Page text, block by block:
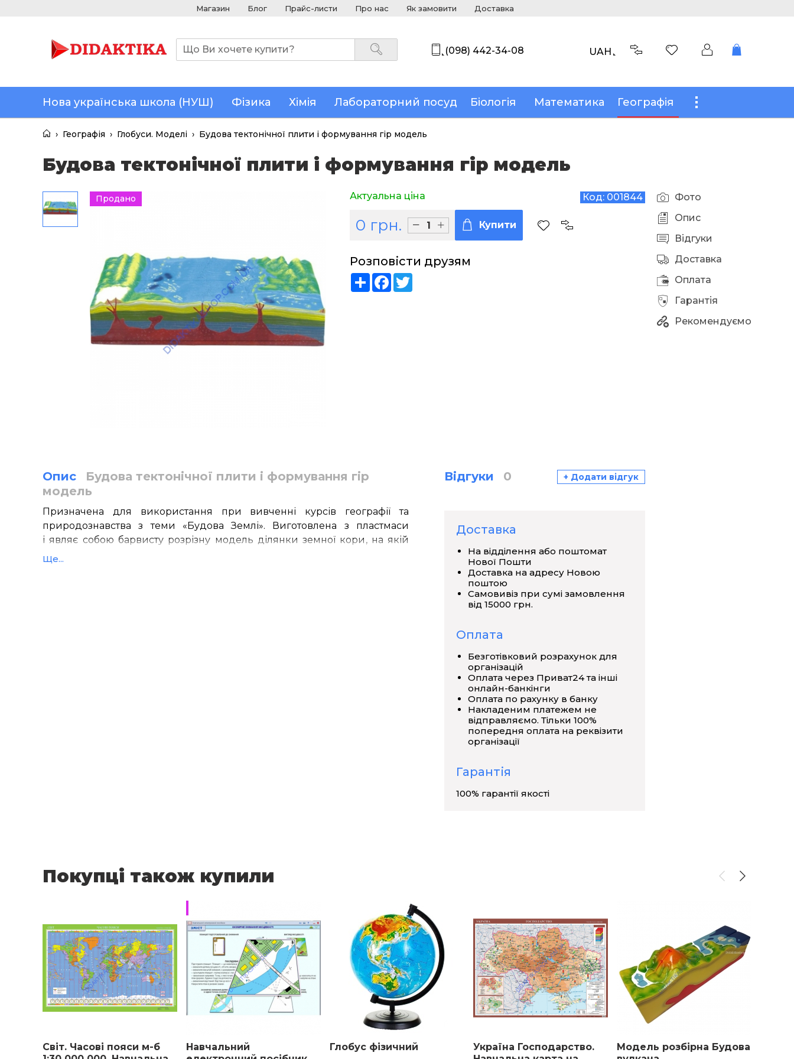
Магазин Блог Прайс-листи Про нас Як замовити Доставка
(098) 442-34-08 UAH
Нова українська школа (НУШ) Фізика Хімія Лабораторний посуд Біологія Математика Географія
› Географія › Глобуси. Моделі › Будова тектонічної плити і формування гір модель
Будова тектонічної плити і формування гір модель
Фото
Опис
Відгуки
Доставка
Оплата
Гарантія
Рекомендуємо
Продано Код: 001844
Актуальна ціна
0 грн. Купити
Розповісти друзям
ShareFacebook
Опис
Будова тектонічної плити і формування гір
модель
Призначена для використання при вивченні курсів
географії та
природознавстваз теми «Будова Землі». Виготовлена з
пластмаси
і являє собою барвисту розрізну модель ділянки земної кори , на якій
видно
Ще...
Відгуки 0 + Додати відгук
Доставка
На відділення або поштомат
Нової Пошти
Доставка на адресу Новою
поштою
Самовивіз при сумі замовлення
від 15000 грн.
Оплата
Безготівковий розрахунок для
організацій
Оплата через Приват24 та інші
онлайн-банкінги
Оплата по рахунку в банку
Накладеним платежем не
відправляємо. Тільки 100%
попередня оплата на реквізити
організації
Гарантія
100% гарантії якості
Покупці також купили
Світ. Часові пояси м-б
Навчальний
Глобус фізичний
Україна Господарство.
Модель розбірна Будова